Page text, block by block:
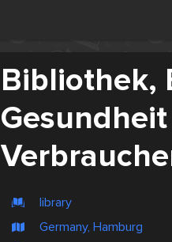
Bibliothek,
library
Germany, Hamburg